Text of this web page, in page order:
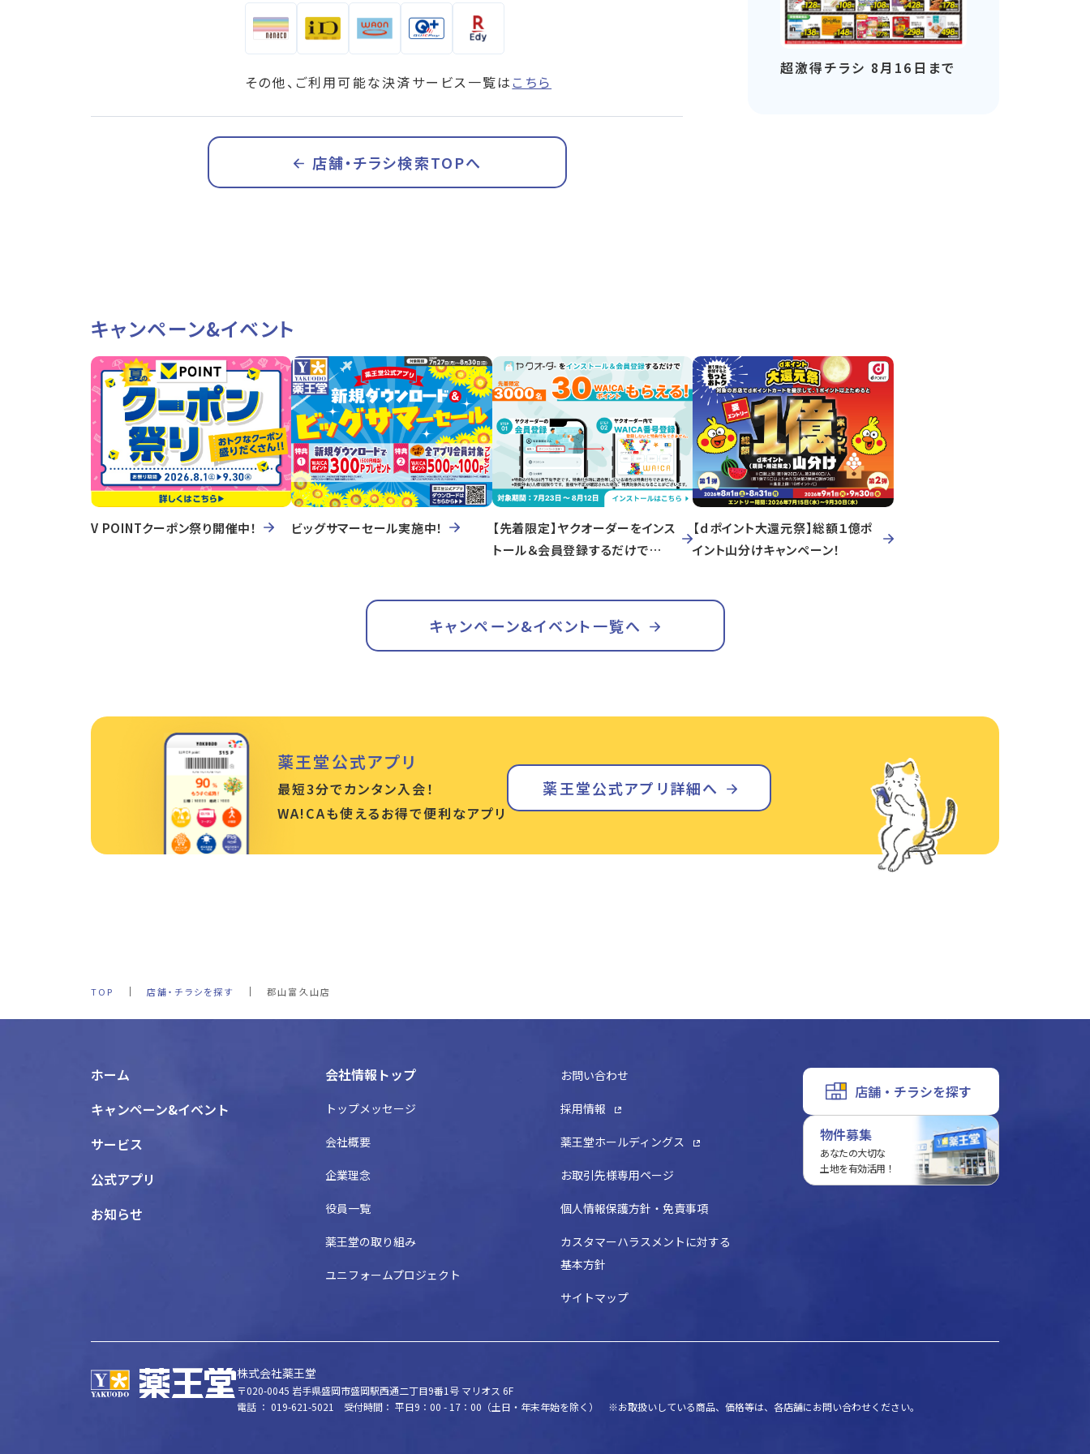
その他、ご利用可能な決済サービス一覧は こちら
店舗・チラシ検索TOPへ
超激得チラシ 8月16日まで
キャンペーン&イベント
V POINTクーポン祭り開催中！ ビッグサマーセール実施中！
【先着限定】ヤクオーダーをインス
トール＆会員登録するだけで
【ｄポイント大還元祭】総額１億ポ
イント山分けキャンペーン！
キャンペーン&イベント一覧へ
薬王堂公式アプリ
最短3分でカンタン入会！
WA!CAも使えるお得で便利なアプリ
薬王堂公式アプリ詳細へ
TOP 店舗・チラシを探す 郡山富久山店
ホーム
キャンペーン&イベント
サービス
公式アプリ
お知らせ
会社情報トップ
トップメッセージ
会社概要
企業理念
役員一覧
薬王堂の取り組み
ユニフォームプロジェクト
お問い合わせ
採用情報
薬王堂ホールディングス
お取引先様専用ページ
個人情報保護方針・免責事項
カスタマーハラスメントに対する
基本方針
サイトマップ
店舗・チラシを探す
物件募集
あなたの大切な
土地を有効活用！
株式会社薬王堂
〒020-0045 岩手県盛岡市盛岡駅西通二丁目9番1号 マリオス 6F
電話 ： 019-621-5021 受付時間： 平日9：00 - 17：00（土日・年末年始を除く） ※お取扱いしている商品、価格等は、各店舗にお問い合わせください。